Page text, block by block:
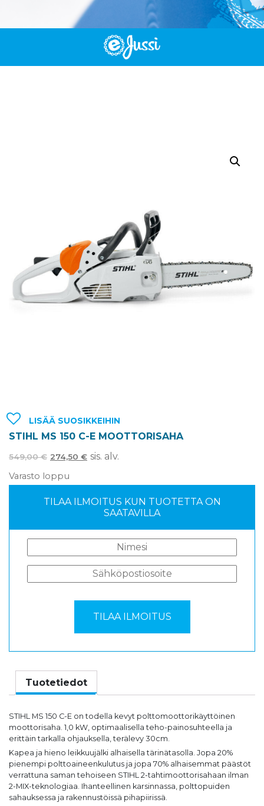
LISÄÄ SUOSIKKEIHIN
STIHL MS 150 C-E MOOTTORISAHA
549,00€ 274,50 € sis. alv.
Varasto loppu
TILAA ILMOITUS KUN TUOTETTA ON
SAATAVILLA
Tuotetiedot
STIHL MS 150 C-E on todella kevyt polttomoottorikäyttöinen
moottorisaha. 1,0 kW, optimaalisella teho-painosuhteella ja
erittäin tarkalla ohjauksella, terälevy 30cm.
Kapea ja hieno leikkuujälki alhaisella tärinätasolla. Jopa 20%
pienempi polttoaineenkulutus ja jopa 70% alhaisemmat päästöt
verrattuna saman tehoiseen STIHL 2-tahtimoottorisahaan ilman
2-MIX-teknologiaa. Ihanteellinen karsinnassa, polttopuiden
sahauksessa ja rakennustöissä pihapiirissä.